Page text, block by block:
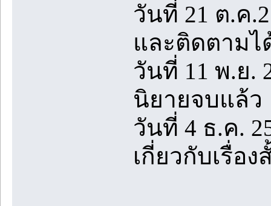
วันที่ 21 ต.ค
และติดตามไ
วันที่ 11 พ.ย.
นิยายจบแล้ว
วันที่ 4 ธ.ค.
เกี่ยวกับเรื่อ